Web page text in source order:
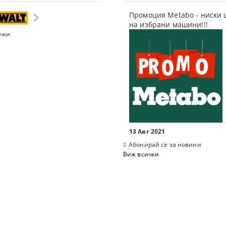
ТАКЕРИ
ЕЛЕКТРОИНСТРУМЕНТИ
Промоция Metabo - ниски
на избрани машини!!!
13 Авг 2021
Абонирай се за новини
Виж всички